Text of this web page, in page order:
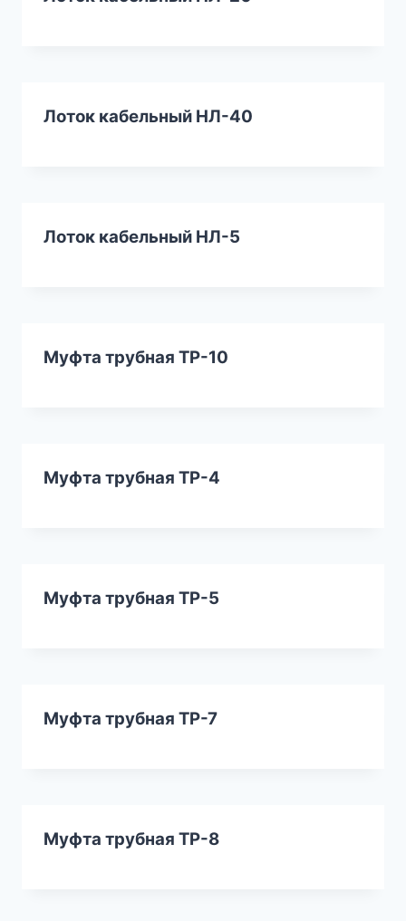
Лоток кабельный НЛ-40
Лоток кабельный НЛ-5
Муфта трубная ТР-10
Муфта трубная ТР-4
Муфта трубная ТР-5
Муфта трубная ТР-7
Муфта трубная ТР-8